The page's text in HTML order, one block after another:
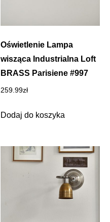
Oświetlenie Lampa
wisząca Industrialna Loft
BRASS Parisiene #997
259.99zł
Dodaj do koszyka